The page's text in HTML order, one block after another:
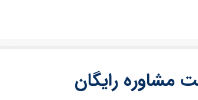
مشاوره رایگان